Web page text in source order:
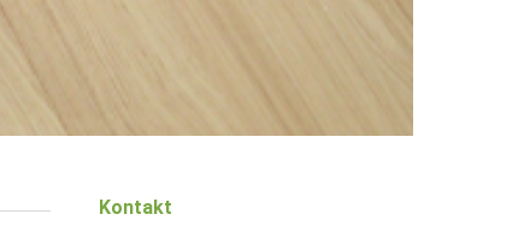
Kontakt